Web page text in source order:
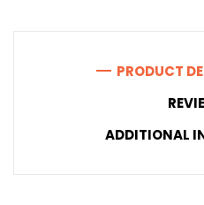
PRODUCT
ADDITIONAL